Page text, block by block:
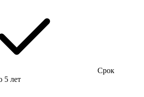
Срок
5 лет